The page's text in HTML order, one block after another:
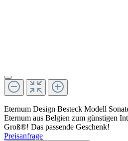
Eternum Design Besteck Modell
Eternum aus Belgien zum günstigen
Groß®! Das passende Geschenk!
Preisanfrage